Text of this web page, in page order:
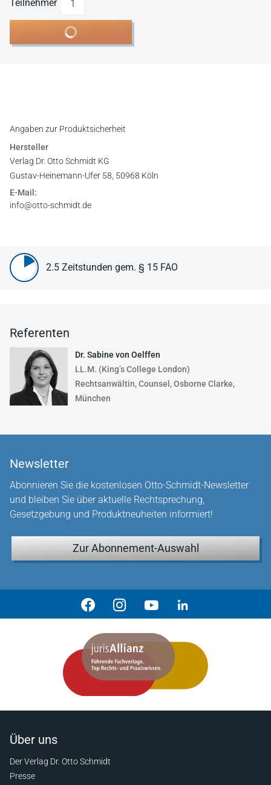
Teilnehmer
In den Warenkorb
Angaben zur Produktsicherheit
Hersteller
Verlag Dr. Otto Schmidt KG
Gustav-Heinemann-Ufer 58, 50968 Köln
E-Mail:
info@otto-schmidt.de
2.5 Zeitstunden gem. § 15 FAO
Referenten
Dr. Sabine von Oelffen
LL.M. (King’s College London)
Rechtsanwältin, Counsel, Osborne Clarke,
München
Newsletter
Abonnieren Sie die kostenlosen Otto-Schmidt-Newsletter
und bleiben Sie über aktuelle Rechtsprechung,
Gesetzgebung und Produktneuheiten informiert!
Zur Abonnement-Auswahl
Über uns
Der Verlag Dr. Otto Schmidt
Presse